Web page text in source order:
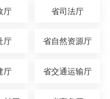
厅 省司法厅
厅 省自然资源厅
厅 省交通运输厅